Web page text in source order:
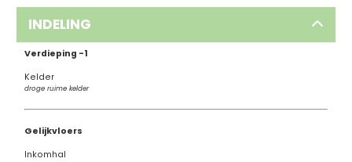
INDELING
Verdieping -1
Kelder
droge ruime kelder
Gelijkvloers
Inkomhal